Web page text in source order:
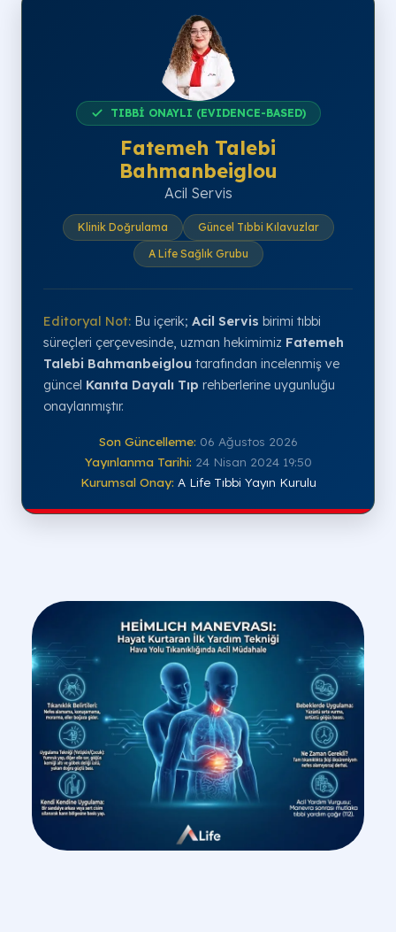
TIBBİ ONAYLI (EVIDENCE-BASED)
Fatemeh Talebi
Bahmanbeiglou
Acil Servis
Klinik Doğrulama
Güncel Tıbbi Kılavuzlar
A Life Sağlık Grubu
Editoryal Not: Bu içerik; Acil Servis birimi tıbbi
süreçleri çerçevesinde, uzman hekimimiz Fatemeh
Talebi Bahmanbeiglou tarafından incelenmiş ve
güncel Kanıta Dayalı Tıp rehberlerine uygunluğu
onaylanmıştır.
Son Güncelleme: 06 Ağustos 2026
Yayınlanma Tarihi: 24 Nisan 2024 19:50
Kurumsal Onay: A Life Tıbbi Yayın Kurulu